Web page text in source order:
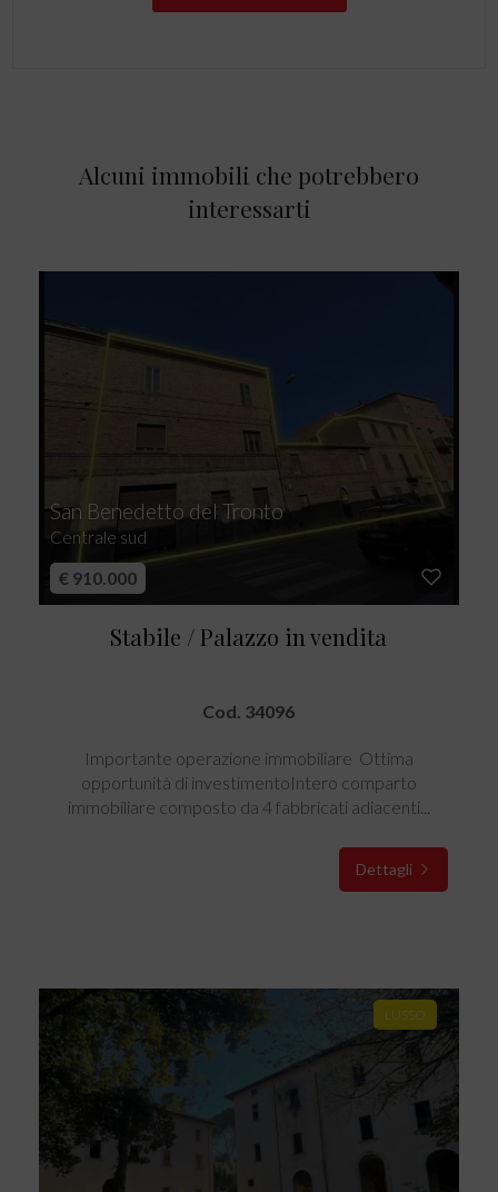
Alcuni immobili che potrebbero
interessarti
San Benedetto del Tronto
Centrale sud
€ 910.000
Stabile / Palazzo in vendita
Cod. 34096
Importante operazione immobiliare  Ottima
opportunità di investimentoIntero comparto
immobiliare composto da 4 fabbricati adiacenti...
Dettagli
LUSSO